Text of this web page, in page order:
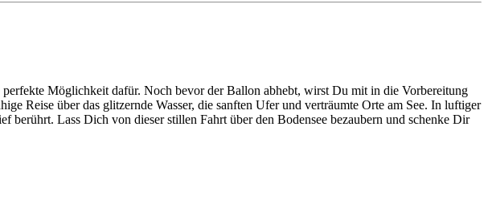
Möglichkeit dafür. Noch bevor der Ballon abhebt, wirst Du mit in die Vorbereitung
Reise über das glitzernde Wasser, die sanften Ufer und verträumte Orte am See. In luftiger
Lass Dich von dieser stillen Fahrt über den Bodensee bezaubern und schenke Dir